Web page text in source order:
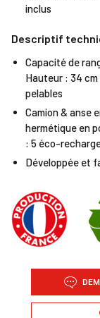
inclus
Descriptif
Capacité de
Hauteur : 34
pelables
Camion & anse
hermétique en
: 5 éco-
Développée et